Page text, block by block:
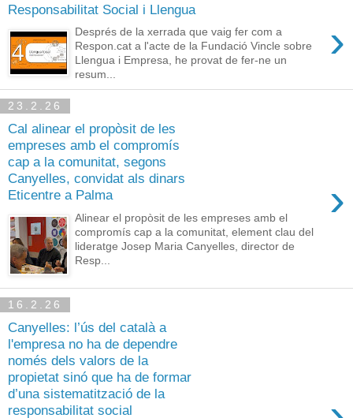
Responsabilitat Social i Llengua
›
Després de la xerrada que vaig fer com a
Respon.cat a l'acte de la Fundació Vincle sobre
Llengua i Empresa, he provat de fer-ne un
resum...
23.2.26
Cal alinear el propòsit de les
empreses amb el compromís
cap a la comunitat, segons
Canyelles, convidat als dinars
Eticentre a Palma
›
Alinear el propòsit de les empreses amb el
compromís cap a la comunitat, element clau del
lideratge Josep Maria Canyelles, director de
Resp...
16.2.26
Canyelles: l’ús del català a
l'empresa no ha de dependre
només dels valors de la
propietat sinó que ha de formar
d’una sistematització de la
responsabilitat social